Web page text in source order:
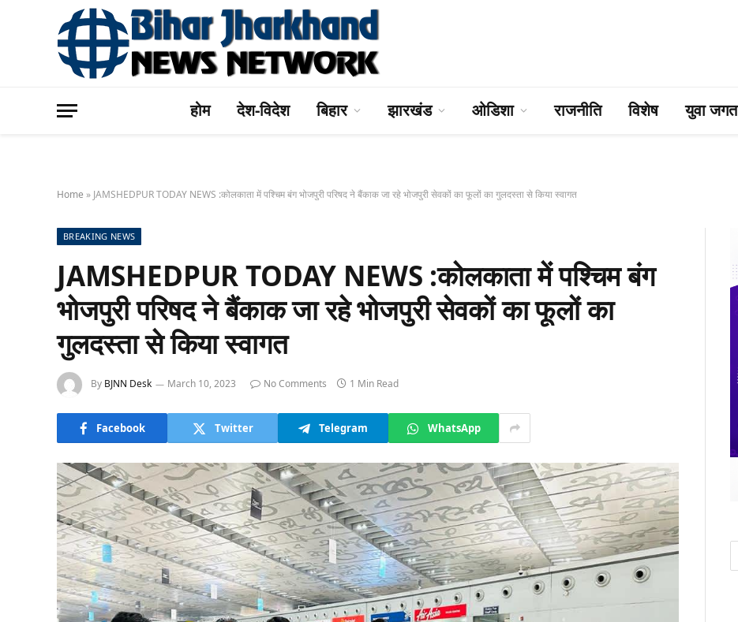
होम देश-विदेश बिहार झारखंड ओडिशा राजनीति विशेष युवा जगत
Home » JAMSHEDPUR TODAY NEWS :कोलकाता में पश्चिम बंग भोजपुरी परिषद ने बैंकाक जा रहे भोजपुरी सेवकों का फूलों का गुलदस्ता से किया स्वागत
BREAKING NEWS
JAMSHEDPUR TODAY NEWS :कोलकाता में पश्चिम बंग
भोजपुरी परिषद ने बैंकाक जा रहे भोजपुरी सेवकों का फूलों का
गुलदस्ता से किया स्वागत
By BJNN Desk March 10, 2023 No Comments 1 Min Read
Facebook Twitter Telegram WhatsApp